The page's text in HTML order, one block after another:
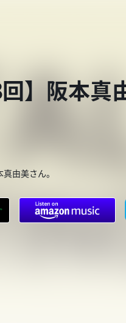
】阪本真
由美さん。